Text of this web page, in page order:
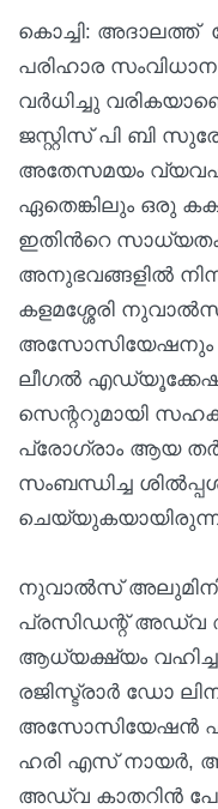
കൊച്ചി:
പരിഹാര
വർധിച്ചു
ജസ്റ്റിസ് പി ബി
അതേസമയം
ഏതെങ്കിലും ഒരു
ഇതിൻറെ
അനുഭവങ്ങളിൽ
കളമശ്ശേരി
അസോസിയേഷനും
ലീഗൽ
സെന്ററുമായി
പ്രോഗ്രാം ആയ
സംബന്ധിച്ച
ചെയ്യുകയായിരുന്നു
നുവാൽസ്
പ്രസിഡന്റ് അഡ്വ
ആധ്യക്ഷ്യം
രജിസ്ട്രാർ ഡോ
അസോസിയേഷൻ
ഹരി എസ്‌ നായർ,
അഡ്വ കാതറിൻ